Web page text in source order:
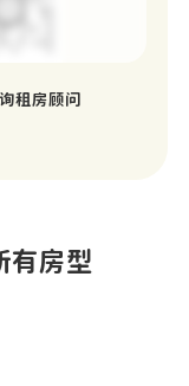
租房顾问
有房型